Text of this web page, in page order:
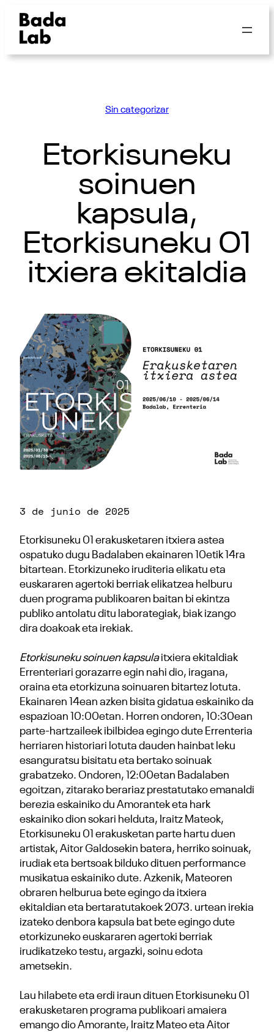
Sin categorizar
Etorkisuneku
soinuen
kapsula,
Etorkisuneku 01
itxiera ekitaldia
3 de junio de 2025
Etorkisuneku 01 erakusketaren itxiera astea
ospatuko dugu Badalaben ekainaren 10etik 14ra
bitartean. Etorkizuneko iruditeria elikatu eta
euskararen agertoki berriak elikatzea helburu
duen programa publikoaren baitan bi ekintza
publiko antolatu ditu laborategiak, biak izango
dira doakoak eta irekiak.
Etorkisuneku soinuen kapsulaitxiera ekitaldiak
Errenteriari gorazarre egin nahi dio, iragana,
oraina eta etorkizuna soinuaren bitartez lotuta.
Ekainaren 14ean azken bisita gidatua eskainiko da
espazioan 10:00etan. Horren ondoren, 10:30ean
parte-hartzaileek ibilbidea egingo dute Errenteria
herriaren historiari lotuta dauden hainbat leku
esanguratsu bisitatu eta bertako soinuak
grabatzeko. Ondoren, 12:00etan Badalaben
egoitzan, zitarako berariaz prestatutako emanaldi
berezia eskainiko du Amorantek eta hark
eskainiko dion sokari helduta, Iraitz Mateok,
Etorkisuneku 01 erakusketan parte hartu duen
artistak, Aitor Galdosekin batera, herriko soinuak,
irudiak eta bertsoak bilduko dituen performance
musikatua eskainiko dute. Azkenik, Mateoren
obraren helburua bete egingo da itxiera
ekitaldian eta bertaratutakoek 2073. urtean irekia
izateko denbora kapsula bat bete egingo dute
etorkizuneko euskararen agertoki berriak
irudikatzeko testu, argazki, soinu edota
ametsekin.
Lau hilabete eta erdi iraun dituen Etorkisuneku 01
erakusketaren programa publikoari amaiera
emango dio Amorante, Iraitz Mateo eta Aitor